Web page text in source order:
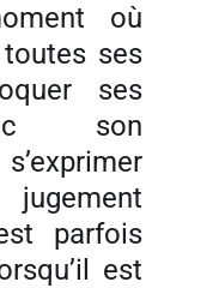
où
toutes ses
ses
son
parfois
est